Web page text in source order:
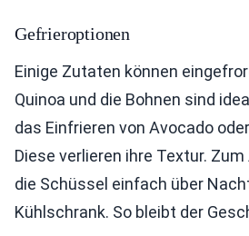
Gefrieroptionen
Einige Zutaten können
Quinoa und die Bohnen sind
das Einfrieren von Avocado
Diese verlieren ihre Textur.
die Schüssel einfach über
Kühlschrank. So bleibt der